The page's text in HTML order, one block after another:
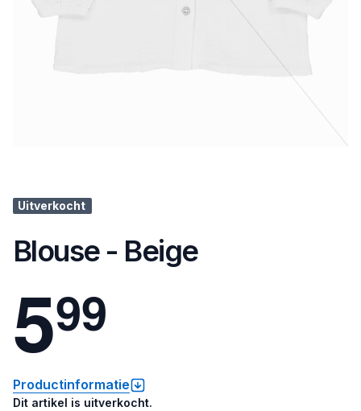
Uitverkocht
Blouse - Beige
599
Productinformatie
Dit artikel is uitverkocht.